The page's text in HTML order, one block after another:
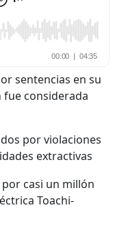
sentencias en su
fue considerada
por violaciones
extractivas
casi un millón
Toachi-